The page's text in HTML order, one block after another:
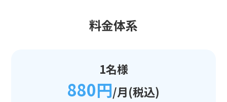
料金体系
1名様
880円/月(税込)